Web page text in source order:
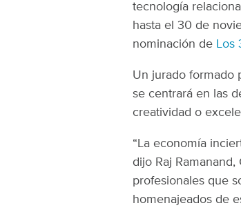
tecnología
hasta el 30 de
nominación de Los
Un jurado formado
se centrará en las
creatividad o
“La economía
dijo Raj
profesionales que
homenajeados de